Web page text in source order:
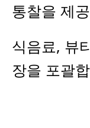
통찰을 제
식음료, 뷰
장을 포괄